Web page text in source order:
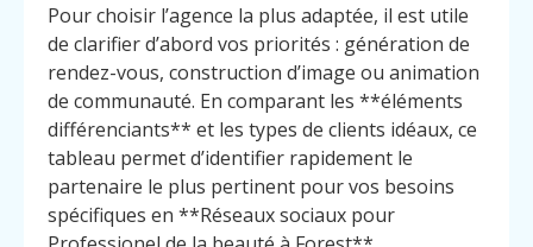
Pour choisir l’agence la plus adaptée, il est utile
de clarifier d’abord vos priorités : génération de
rendez-vous, construction d’image ou animation
de communauté. En comparant les **éléments
différenciants** et les types de clients idéaux, ce
tableau permet d’identifier rapidement le
partenaire le plus pertinent pour vos besoins
spécifiques en **Réseaux sociaux pour